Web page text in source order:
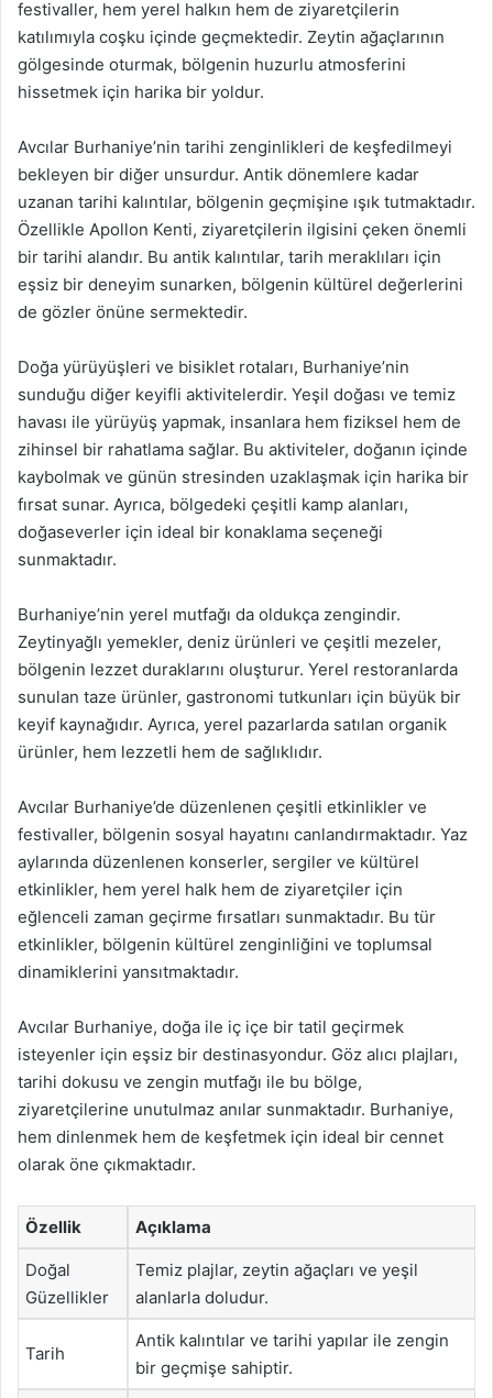
festivaller, hem yerel halkın hem de ziyaretçilerin
katılımıyla coşku içinde geçmektedir. Zeytin ağaçlarının
gölgesinde oturmak, bölgenin huzurlu atmosferini
hissetmek için harika bir yoldur.
Avcılar Burhaniye’nin tarihi zenginlikleri de keşfedilmeyi
bekleyen bir diğer unsurdur. Antik dönemlere kadar
uzanan tarihi kalıntılar, bölgenin geçmişine ışık tutmaktadır.
Özellikle Apollon Kenti, ziyaretçilerin ilgisini çeken önemli
bir tarihi alandır. Bu antik kalıntılar, tarih meraklıları için
eşsiz bir deneyim sunarken, bölgenin kültürel değerlerini
de gözler önüne sermektedir.
Doğa yürüyüşleri ve bisiklet rotaları, Burhaniye’nin
sunduğu diğer keyifli aktivitelerdir. Yeşil doğası ve temiz
havası ile yürüyüş yapmak, insanlara hem fiziksel hem de
zihinsel bir rahatlama sağlar. Bu aktiviteler, doğanın içinde
kaybolmak ve günün stresinden uzaklaşmak için harika bir
fırsat sunar. Ayrıca, bölgedeki çeşitli kamp alanları,
doğaseverler için ideal bir konaklama seçeneği
sunmaktadır.
Burhaniye’nin yerel mutfağı da oldukça zengindir.
Zeytinyağlı yemekler, deniz ürünleri ve çeşitli mezeler,
bölgenin lezzet duraklarını oluşturur. Yerel restoranlarda
sunulan taze ürünler, gastronomi tutkunları için büyük bir
keyif kaynağıdır. Ayrıca, yerel pazarlarda satılan organik
ürünler, hem lezzetli hem de sağlıklıdır.
Avcılar Burhaniye’de düzenlenen çeşitli etkinlikler ve
festivaller, bölgenin sosyal hayatını canlandırmaktadır. Yaz
aylarında düzenlenen konserler, sergiler ve kültürel
etkinlikler, hem yerel halk hem de ziyaretçiler için
eğlenceli zaman geçirme fırsatları sunmaktadır. Bu tür
etkinlikler, bölgenin kültürel zenginliğini ve toplumsal
dinamiklerini yansıtmaktadır.
Avcılar Burhaniye, doğa ile iç içe bir tatil geçirmek
isteyenler için eşsiz bir destinasyondur. Göz alıcı plajları,
tarihi dokusu ve zengin mutfağı ile bu bölge,
ziyaretçilerine unutulmaz anılar sunmaktadır. Burhaniye,
hem dinlenmek hem de keşfetmek için ideal bir cennet
olarak öne çıkmaktadır.
Özellik Açıklama
Doğal
Güzellikler
Temiz plajlar, zeytin ağaçları ve yeşil
alanlarla doludur.
Tarih
Antik kalıntılar ve tarihi yapılar ile zengin
bir geçmişe sahiptir.